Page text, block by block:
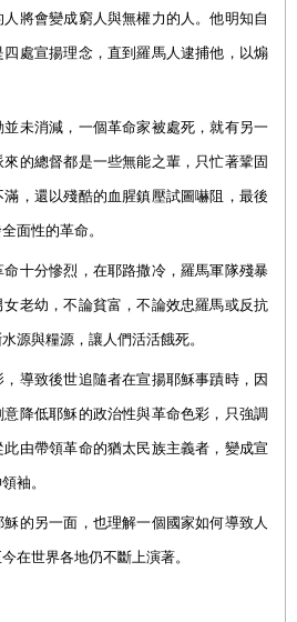
將會變成窮人與無權力的人。他明知自
處宣揚理念，直到羅馬人逮捕他，以煽
未消減，一個革命家被處死，就有另一
的總督都是一些無能之輩，只忙著鞏固
，還以殘酷的血腥鎮壓試圖嚇阻，最後
面性的革命。
十分慘烈，在耶路撒冷，羅馬軍隊殘暴
老幼，不論貧富，不論效忠羅馬或反抗
源與糧源，讓人們活活餓死。
導致後世追隨者在宣揚耶穌事蹟時，因
降低耶穌的政治性與革命色彩，只強調
由帶領革命的猶太民族主義者，變成宣
袖。
的另一面，也理解一個國家如何導致人
在世界各地仍不斷上演著。